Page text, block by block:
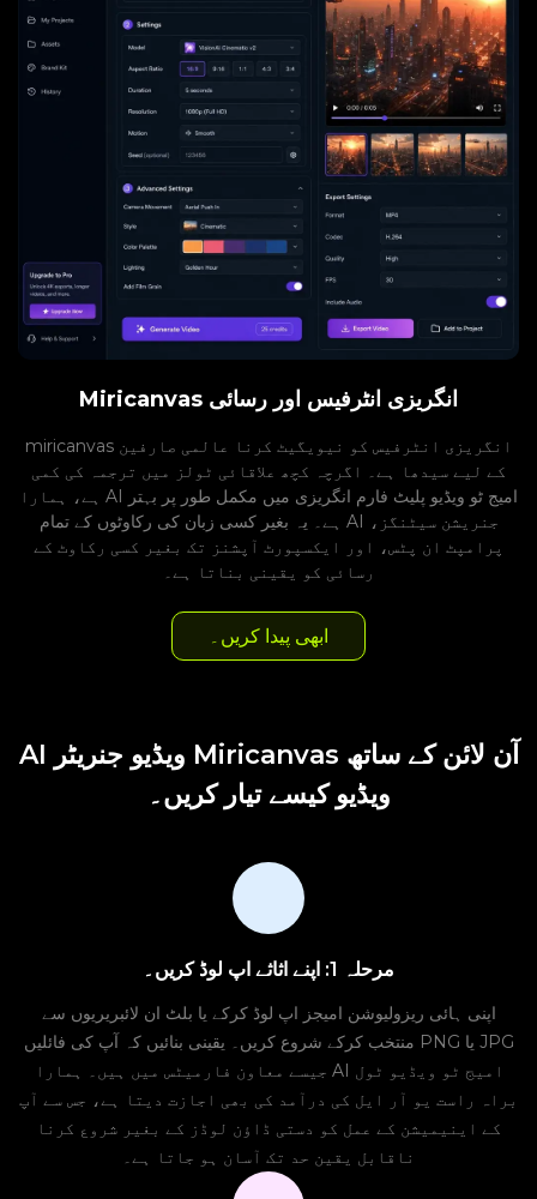
Miricanvas انگریزی انٹرفیس اور رسائی
miricanvas انگریزی انٹرفیس کو نیویگیٹ کرنا عالمی صارفین
کے لیے سیدھا ہے۔ اگرچہ کچھ علاقائی ٹولز میں ترجمہ کی کمی
ہے، ہمارا AI امیج ٹو ویڈیو پلیٹ فارم انگریزی میں مکمل طور پر بہتر
ہے۔ یہ بغیر کسی زبان کی رکاوٹوں کے تمام AI جنریشن سیٹنگز،
پرامپٹ ان پٹس، اور ایکسپورٹ آپشنز تک بغیر کسی رکاوٹ کے
رسائی کو یقینی بناتا ہے۔
ابھی پیدا کریں۔
AI ویڈیو جنریٹر Miricanvas آن لائن کے ساتھ
ویڈیو کیسے تیار کریں۔
مرحلہ 1: اپنے اثاثے اپ لوڈ کریں۔
اپنی ہائی ریزولیوشن امیجز اپ لوڈ کرکے یا بلٹ ان لائبریریوں سے
منتخب کرکے شروع کریں۔ یقینی بنائیں کہ آپ کی فائلیں PNG یا JPG
جیسے معاون فارمیٹس میں ہیں۔ ہمارا AI امیج ٹو ویڈیو ٹول
براہ راست یو آر ایل کی درآمد کی بھی اجازت دیتا ہے، جس سے آپ
کے اینیمیشن کے عمل کو دستی ڈاؤن لوڈز کے بغیر شروع کرنا
ناقابل یقین حد تک آسان ہو جاتا ہے۔